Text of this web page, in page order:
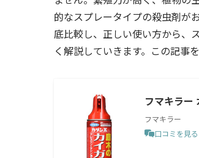
的なスプレータイプの殺虫剤が
底比較し、正しい使い方から、
く解説していきます。この記事
フマキラー
フマキラー
口コミを見る